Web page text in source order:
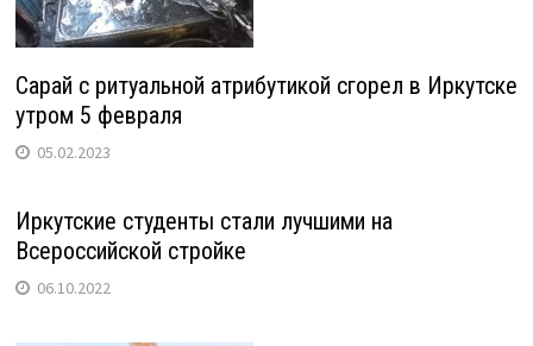
Сарай с ритуальной атрибутикой сгорел в Иркутске
утром 5 февраля
05.02.2023
Иркутские студенты стали лучшими на
Всероссийской стройке
06.10.2022